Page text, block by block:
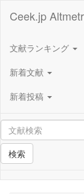
Ceek.jp
文献ランキング
新着文献
新着投稿
検索